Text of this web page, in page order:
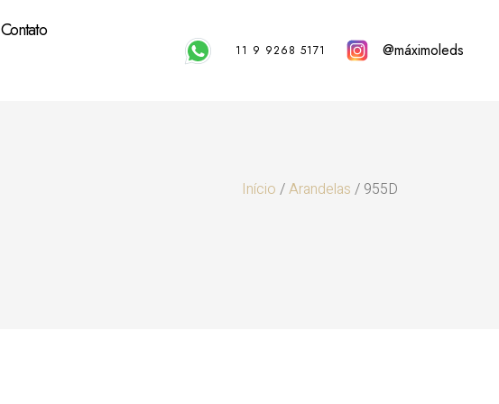
Contato
11 9 9268 5171 @máximoleds
Início /Arandelas / 955D